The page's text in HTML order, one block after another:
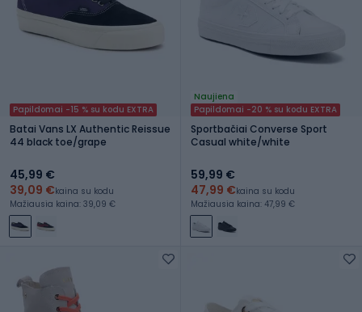
Papildomai -15 % su kodu EXTRA
Batai Vans LX Authentic Reissue
44 black toe/grape
45,99 €
39,09 €kaina su kodu
Mažiausia kaina: 39,09 €
Naujiena
Papildomai -20 % su kodu EXTRA
Sportbačiai Converse Sport
Casual white/white
59,99 €
47,99 €kaina su kodu
Mažiausia kaina: 47,99 €